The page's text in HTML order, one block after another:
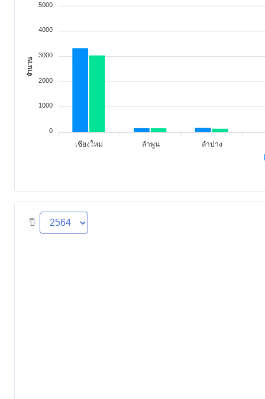
เชียงใหม่ ลำพูน ลำปาง
5000
4000
3000
2000
1000
0
จำนวน
ปี